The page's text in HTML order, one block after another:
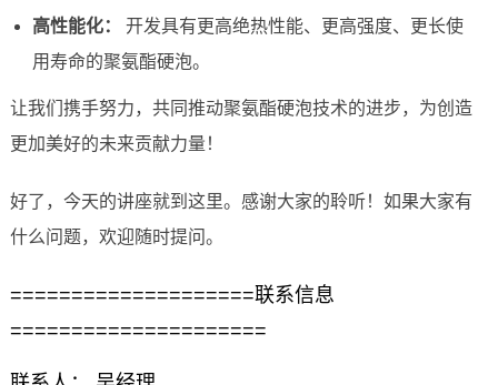
高性能化：
开发具有更高绝热性能、更高强度、更长使
用寿命的聚氨酯硬泡。
让我们携手努力，共同推动聚氨酯硬泡技术的进步，为创造
更加美好的未来贡献力量！
好了，今天的讲座就到这里。感谢大家的聆听！如果大家有
什么问题，欢迎随时提问。
====================联系信息
=====================